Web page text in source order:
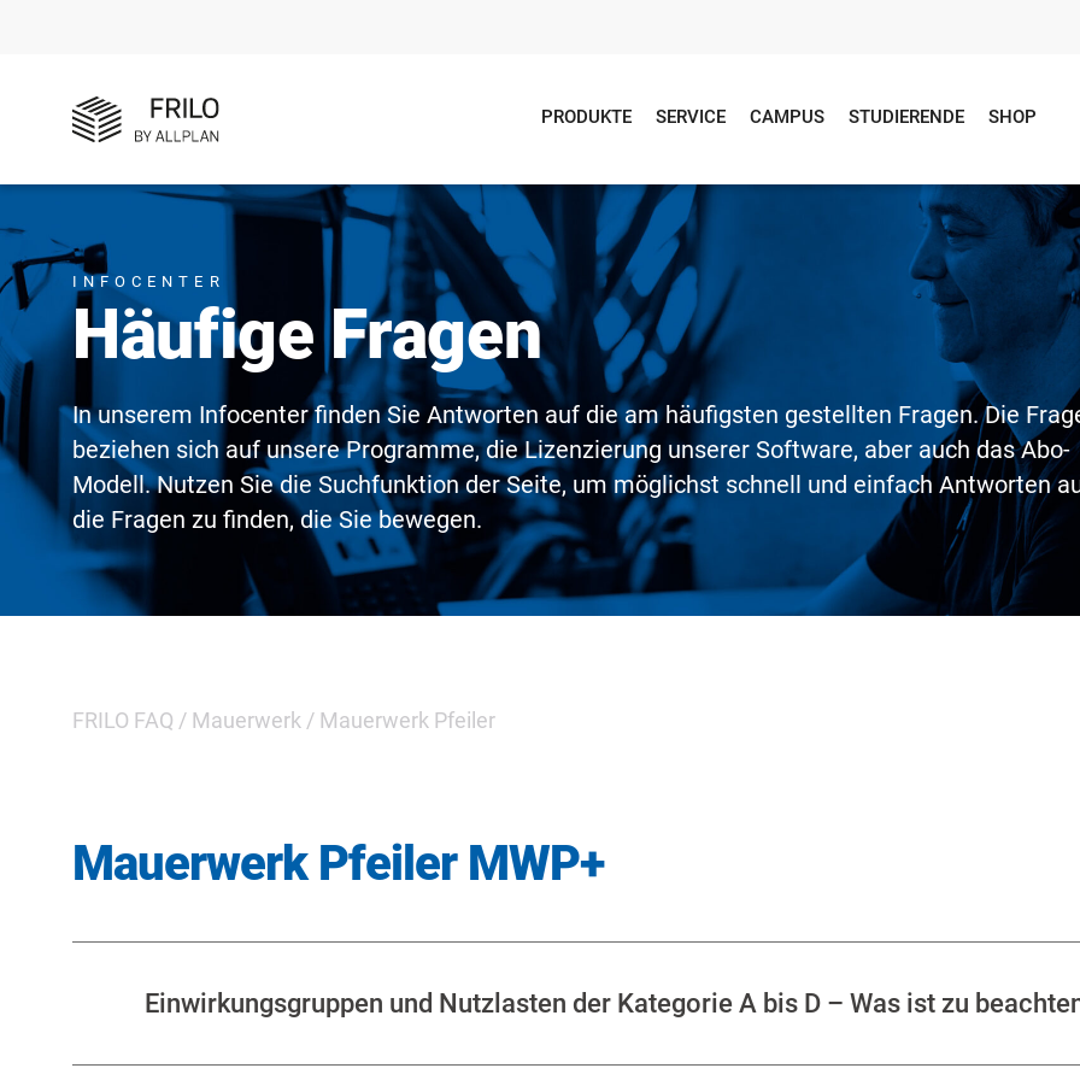
PRODUKTE SERVICE CAMPUS STUDIERENDE SHOP
INFOCENTER
Häufige Fragen
In unserem Infocenter finden Sie Antworten auf die am häufigsten gestellten Fragen. Die
beziehen sich auf unsere Programme, die Lizenzierung unserer Software, aber auch das Abo-
Modell. Nutzen Sie die Suchfunktion der Seite, um möglichst schnell und einfach Antworten
die Fragen zu finden, die Sie bewegen.
FRILO FAQ / Mauerwerk / Mauerwerk Pfeiler
Mauerwerk Pfeiler MWP+
Einwirkungsgruppen und Nutzlasten der Kategorie A bis D – Was ist zu